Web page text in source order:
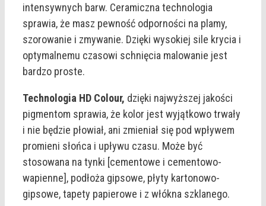
intensywnych barw. Ceramiczna technologia
sprawia, że masz pewność odporności na plamy,
szorowanie i zmywanie. Dzięki wysokiej sile krycia i
optymalnemu czasowi schnięcia malowanie jest
bardzo proste.
Technologia HD Colour, dzięki najwyższej jakości
pigmentom sprawia, że kolor jest wyjątkowo trwały
i nie będzie płowiał, ani zmieniał się pod wpływem
promieni słońca i upływu czasu. Może być
stosowana na tynki [cementowe i cementowo-
wapienne], podłoża gipsowe, płyty kartonowo-
gipsowe, tapety papierowe i z włókna szklanego.